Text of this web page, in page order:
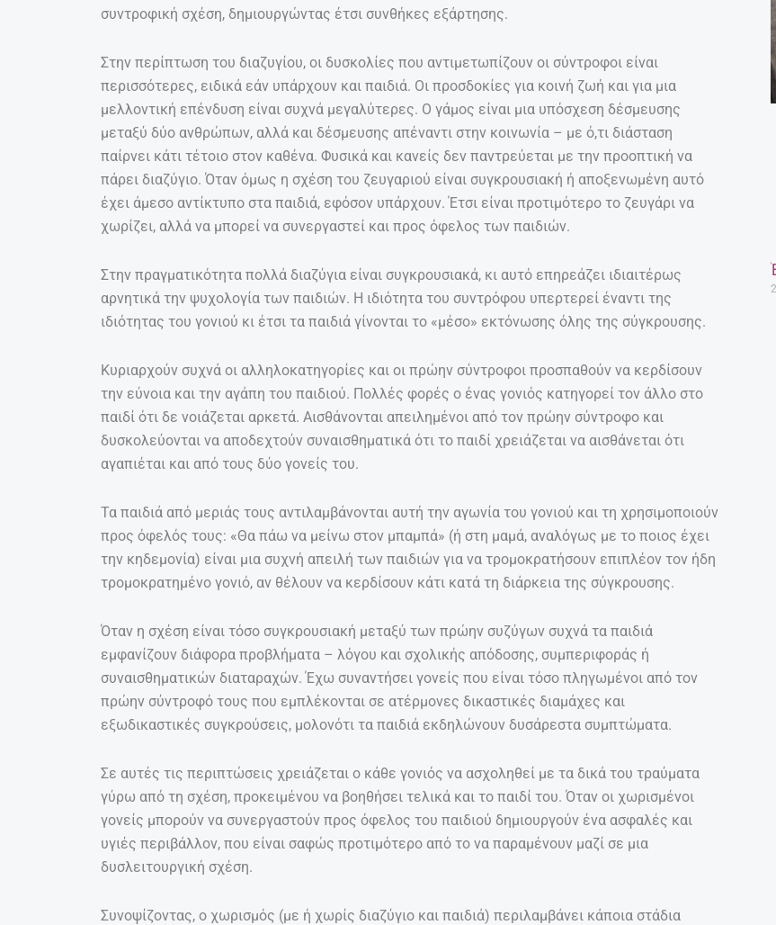
συντροφική σχέση, δημιουργώντας έτσι συνθήκες εξάρτησης.
Στην περίπτωση του διαζυγίου, οι δυσκολίες που αντιμετωπίζουν οι σύντροφοι είναι
περισσότερες, ειδικά εάν υπάρχουν και παιδιά. Οι προσδοκίες για κοινή ζωή και για μια
μελλοντική επένδυση είναι συχνά μεγαλύτερες. Ο γάμος είναι μια υπόσχεση δέσμευσης
μεταξύ δύο ανθρώπων, αλλά και δέσμευσης απέναντι στην κοινωνία – με ό,τι διάσταση
παίρνει κάτι τέτοιο στον καθένα. Φυσικά και κανείς δεν παντρεύεται με την προοπτική να
πάρει διαζύγιο. Όταν όμως η σχέση του ζευγαριού είναι συγκρουσιακή ή αποξενωμένη αυτό
έχει άμεσο αντίκτυπο στα παιδιά, εφόσον υπάρχουν. Έτσι είναι προτιμότερο το ζευγάρι να
χωρίζει, αλλά να μπορεί να συνεργαστεί και προς όφελος των παιδιών.
Στην πραγματικότητα πολλά διαζύγια είναι συγκρουσιακά, κι αυτό επηρεάζει ιδιαιτέρως
αρνητικά την ψυχολογία των παιδιών. Η ιδιότητα του συντρόφου υπερτερεί έναντι της
ιδιότητας του γονιού κι έτσι τα παιδιά γίνονται το «μέσο» εκτόνωσης όλης της σύγκρουσης.
Κυριαρχούν συχνά οι αλληλοκατηγορίες και οι πρώην σύντροφοι προσπαθούν να κερδίσουν
την εύνοια και την αγάπη του παιδιού. Πολλές φορές ο ένας γονιός κατηγορεί τον άλλο στο
παιδί ότι δε νοιάζεται αρκετά. Αισθάνονται απειλημένοι από τον πρώην σύντροφο και
δυσκολεύονται να αποδεχτούν συναισθηματικά ότι το παιδί χρειάζεται να αισθάνεται ότι
αγαπιέται και από τους δύο γονείς του.
Τα παιδιά από μεριάς τους αντιλαμβάνονται αυτή την αγωνία του γονιού και τη χρησιμοποιούν
προς όφελός τους: «Θα πάω να μείνω στον μπαμπά» (ή στη μαμά, αναλόγως με το ποιος έχει
την κηδεμονία) είναι μια συχνή απειλή των παιδιών για να τρομοκρατήσουν επιπλέον τον ήδη
τρομοκρατημένο γονιό, αν θέλουν να κερδίσουν κάτι κατά τη διάρκεια της σύγκρουσης.
Όταν η σχέση είναι τόσο συγκρουσιακή μεταξύ των πρώην συζύγων συχνά τα παιδιά
εμφανίζουν διάφορα προβλήματα – λόγου και σχολικής απόδοσης, συμπεριφοράς ή
συναισθηματικών διαταραχών. Έχω συναντήσει γονείς που είναι τόσο πληγωμένοι από τον
πρώην σύντροφό τους που εμπλέκονται σε ατέρμονες δικαστικές διαμάχες και
εξωδικαστικές συγκρούσεις, μολονότι τα παιδιά εκδηλώνουν δυσάρεστα συμπτώματα.
Σε αυτές τις περιπτώσεις χρειάζεται ο κάθε γονιός να ασχοληθεί με τα δικά του τραύματα
γύρω από τη σχέση, προκειμένου να βοηθήσει τελικά και το παιδί του. Όταν οι χωρισμένοι
γονείς μπορούν να συνεργαστούν προς όφελος του παιδιού δημιουργούν ένα ασφαλές και
υγιές περιβάλλον, που είναι σαφώς προτιμότερο από το να παραμένουν μαζί σε μια
δυσλειτουργική σχέση.
Συνοψίζοντας, ο χωρισμός (με ή χωρίς διαζύγιο και παιδιά) περιλαμβάνει κάποια στάδια